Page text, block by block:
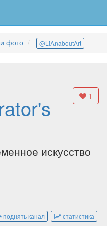
и фото @LiAnaboutArt
1
искусство
статистика
поднять канал